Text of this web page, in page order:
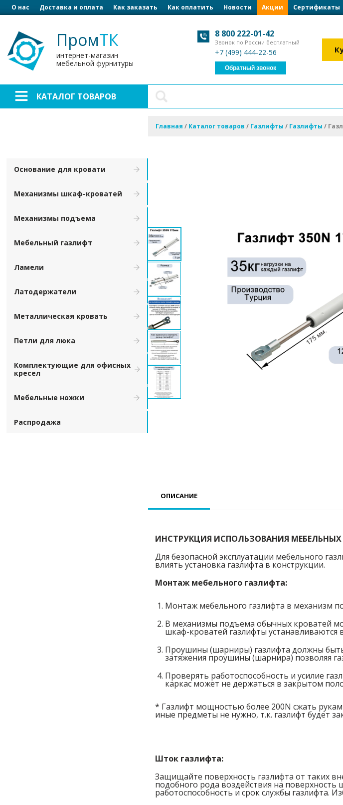
О нас Доставка и оплата Как заказать Как оплатить Новости Акции Сертификаты
ПромТК
интернет-магазин
мебельной фурнитуры
8 800 222-01-42
Звонок по России бесплатный
+7 (499) 444-22-56
Обратный звонок
КАТАЛОГ ТОВАРОВ
Основание для кровати
Механизмы шкаф-кроватей
Механизмы подъема
Мебельный газлифт
Ламели
Латодержатели
Металлическая кровать
Петли для люка
Комплектующие для офисных
кресел
Мебельные ножки
Распродажа
Главная / Каталог товаров / Газлифты / Газлифты /
ОПИСАНИЕ
ИНСТРУКЦИЯ ИСПОЛЬЗОВАНИЯ
Для безопасной эксплуатации мебельного
влиять установка газлифта в конструкции.
Монтаж мебельного газлифта:
Монтаж мебельного газлифта в механизм
В механизмы подъема обычных кроватей
шкаф-кроватей газлифты устанавливаются
Проушины (шарниры) газлифта должны
затяжения проушины (шарнира) позволяя
Проверять работоспособность и усилие
каркас может не держаться в закрытом
* Газлифт мощностью более 200N сжать
иные предметы не нужно, т.к. газлифт будет
Шток газлифта:
Защищайте поверхность газлифта от таких
подобного рода воздействия на
работоспособность и срок службы газлифта.
Загрузка
Загрузка